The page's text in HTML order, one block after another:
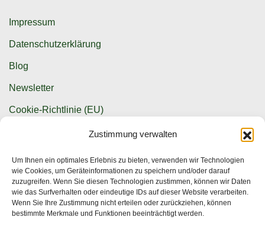
Zustimmung verwalten
Um Ihnen ein optimales Erlebnis zu bieten, verwenden wir Technologien
wie Cookies, um Geräteinformationen zu speichern und/oder darauf
zuzugreifen. Wenn Sie diesen Technologien zustimmen, können wir Daten
wie das Surfverhalten oder eindeutige IDs auf dieser Website verarbeiten.
Wenn Sie Ihre Zustimmung nicht erteilen oder zurückziehen, können
bestimmte Merkmale und Funktionen beeinträchtigt werden.
Impressum
Datenschutzerklärung
Blog
Newsletter
Cookie-Richtlinie (EU)
info@krwpg.de
+49 (0) 341 586 155 25